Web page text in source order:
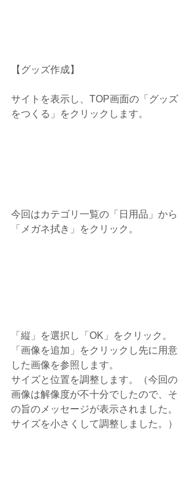
【グッズ作成】
サイトを表示し、TOP画面の「グッズ
をつくる」をクリックします。
今回はカテゴリ一覧の「日用品」から
「メガネ拭き」をクリック。
「縦」を選択し「OK」をクリック。
「画像を追加」をクリックし先に用意
した画像を参照します。
サイズと位置を調整します。（今回の
画像は解像度が不十分でしたので、そ
の旨のメッセージが表示されました。
サイズを小さくして調整しました。）